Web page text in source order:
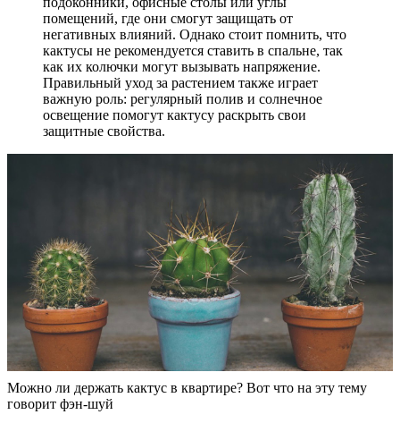
помещений, где они смогут защищать от
негативных влияний. Однако стоит помнить, что
кактусы не рекомендуется ставить в спальне, так
как их колючки могут вызывать напряжение.
Правильный уход за растением также играет
важную роль: регулярный полив и солнечное
освещение помогут кактусу раскрыть свои
защитные свойства.
Можно ли держать кактус в квартире? Вот что на эту тему
говорит фэн-шуй